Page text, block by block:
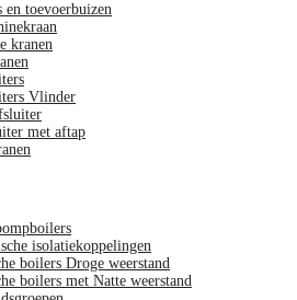
en toevoerbuizen
kranen
Vlinder
met aftap
isolatiekoppelingen
boilers Droge weerstand
boilers met Natte weerstand